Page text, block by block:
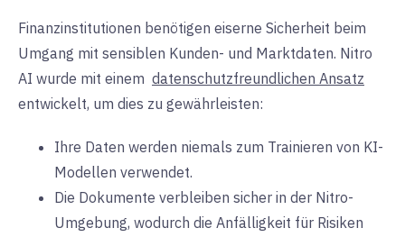
Finanzinstitutionen benötigen eiserne Sicherheit beim
Umgang mit sensiblen Kunden- und Marktdaten. Nitro
AI wurde mit einem datenschutzfreundlichen Ansatz
entwickelt, um dies zu gewährleisten:
Ihre Daten werden niemals zum Trainieren von KI-
Modellen verwendet.
Die Dokumente verbleiben sicher in der Nitro-
Umgebung, wodurch die Anfälligkeit für Risiken